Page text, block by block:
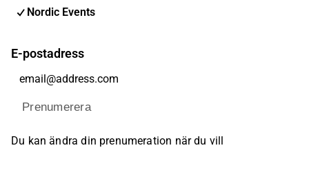
Nordic Events
E-postadress
Prenumerera
Du kan ändra din prenumeration när du vill